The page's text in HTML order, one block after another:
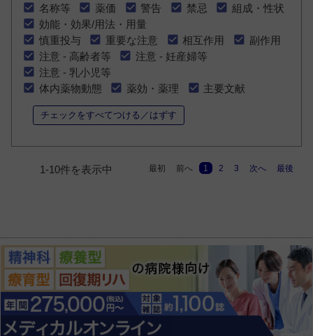
名称等 薬価 警告 禁忌
組成・性状
効能・効果/用法・用量
慎重投与
重要な注意 相互作用
副作用
注意 - 高齢者等
注意 - 妊産婦等
注意 - 乳小児等
体内薬物動態
薬効・薬理 主要文献
チェックをすべてつける／はずす
1-10件を表示中 最初 前へ 1 2 3 次へ 最後